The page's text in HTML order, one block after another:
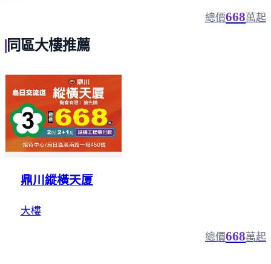
總價668萬起
同區大樓推薦
鼎川縱橫天厦
大樓
總價668萬起